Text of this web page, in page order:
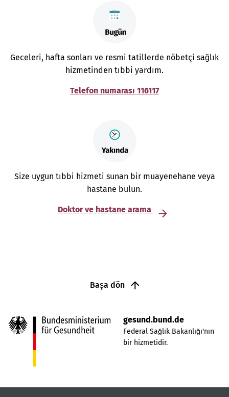
Geceleri, hafta sonları ve resmi tatillerde nöbetçi sağlık
hizmetinden tıbbi yardım.
Telefon numarası 116117
Size uygun tıbbi hizmeti sunan bir muayenehane veya
hastane bulun.
Doktor ve hastane arama
Başa dön
gesund.bund.de
Federal Sağlık Bakanlığı'nın
bir hizmetidir.